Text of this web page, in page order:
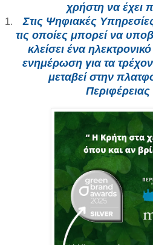
χρήστη να έχει
Στις Ψηφιακές
τις οποίες μπορεί να
κλείσει ένα
ενημέρωση για τα
μεταβεί στην